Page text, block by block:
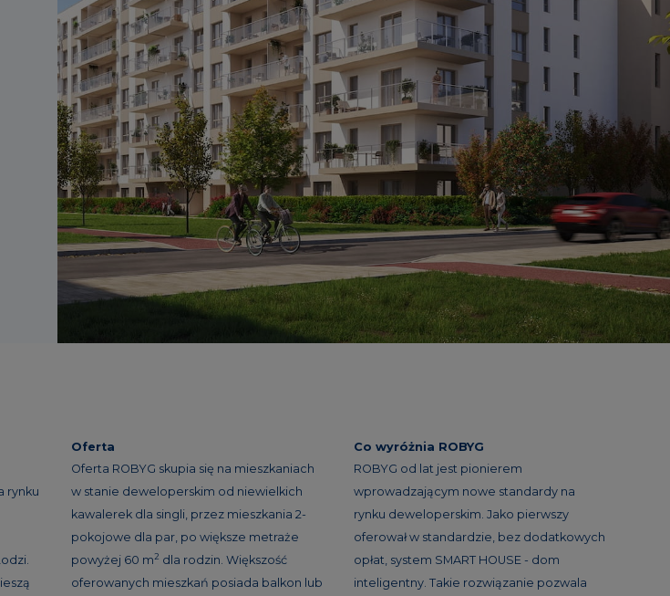
rynku
Oferta
Oferta ROBYG skupia się na mieszkaniach
w stanie deweloperskim od niewielkich
kawalerek dla singli, przez mieszkania 2-
pokojowe dla par, po większe metraże
powyżej 60 m2 dla rodzin. Większość
oferowanych mieszkań posiada balkon lub
Co wyróżnia ROBYG
ROBYG od lat jest pionierem
wprowadzającym nowe standardy na
rynku deweloperskim. Jako pierwszy
oferował w standardzie, bez dodatkowych
opłat, system SMART HOUSE - dom
inteligentny. Takie rozwiązanie pozwala